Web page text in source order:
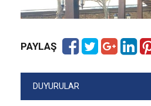
PAYLAŞ
DUYURULAR